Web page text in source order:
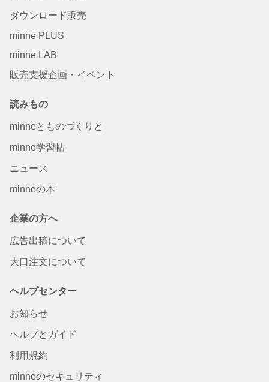
ダウンロード販売
minne PLUS
minne LAB
販売支援企画・イベント
読みもの
minneとものづくりと
minne学習帖
ニュース
minneの本
企業の方へ
広告出稿について
大口注文について
ヘルプセンター
お知らせ
ヘルプとガイド
利用規約
minneのセキュリティ